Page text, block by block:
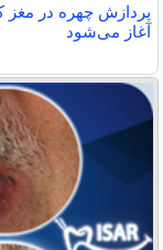
پردازش چهره در مغز
آغاز می‌شود